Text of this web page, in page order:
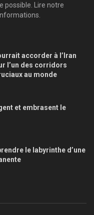
possible. Lire notre
accorder à l’Iran
l’un des corridors
au monde
et embrasent le
le labyrinthe d’une